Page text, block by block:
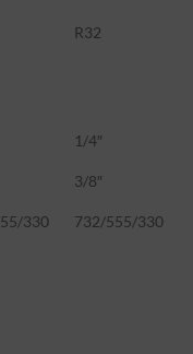
330
R32
1/4″
3/8″
732/555/330